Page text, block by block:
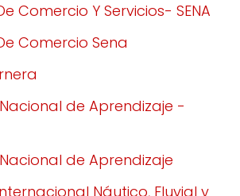
Comercio Y Servicios- SENA
Comercio Sena
de Aprendizaje -
de Aprendizaje
Náutico, Fluvial y